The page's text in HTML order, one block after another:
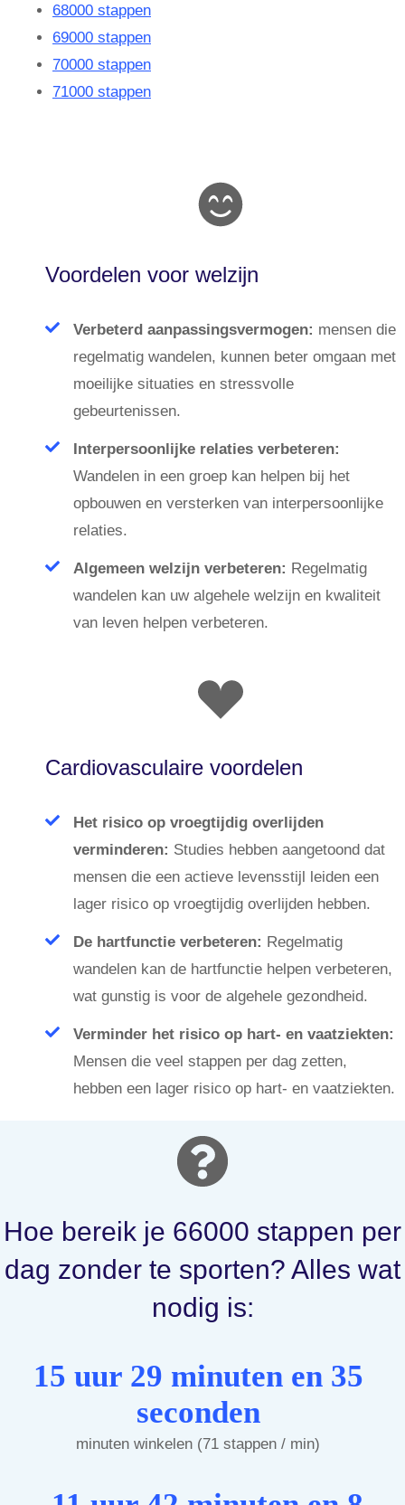
68000 stappen
69000 stappen
70000 stappen
71000 stappen
Voordelen voor welzijn
Verbeterd aanpassingsvermogen: mensen die
regelmatig wandelen, kunnen beter omgaan met
moeilijke situaties en stressvolle
gebeurtenissen.
Interpersoonlijke relaties verbeteren:
Wandelen in een groep kan helpen bij het
opbouwen en versterken van interpersoonlijke
relaties.
Algemeen welzijn verbeteren: Regelmatig
wandelen kan uw algehele welzijn en kwaliteit
van leven helpen verbeteren.
Cardiovasculaire voordelen
Het risico op vroegtijdig overlijden
verminderen: Studies hebben aangetoond dat
mensen die een actieve levensstijl leiden een
lager risico op vroegtijdig overlijden hebben.
De hartfunctie verbeteren: Regelmatig
wandelen kan de hartfunctie helpen verbeteren,
wat gunstig is voor de algehele gezondheid.
Verminder het risico op hart- en vaatziekten:
Mensen die veel stappen per dag zetten,
hebben een lager risico op hart- en vaatziekten.
Hoe bereik je 66000 stappen per
dag zonder te sporten? Alles wat
nodig is:
15 uur 29 minuten en 35
seconden
minuten winkelen (71 stappen / min)